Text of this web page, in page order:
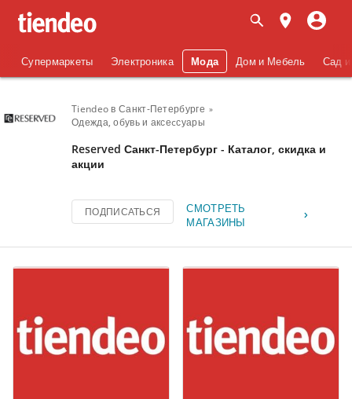
Супермаркеты Электроника Мода Дом и Мебель Сад
Tiendeo в Санкт-Петербурге
Одежда, обувь и аксеcсуары
Reserved Санкт-Петербург - Каталог, скидка и
акции
ПОДПИСАТЬСЯ
СМОТРЕТЬ
МАГАЗИНЫ